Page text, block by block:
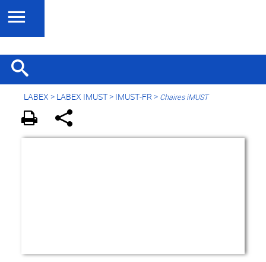
LABEX > LABEX IMUST> IMUST-FR > Chaires iMUST